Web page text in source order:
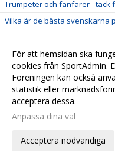
Trumpeter och fanfarer - tack
Vilka är de bästa svenskarna
Senior Sport School
Vi hälsar Björn välkommen
Taktikhörnan del 7 -
Nya banpriser från 1:a april
Ordförande med hjärtat som
Rapport från Årsmötet
Information inför årsmötet på
För att hemsidan ska
cookies från SportAdmin.
Föreningen kan också
statistik eller
acceptera dessa.
Anpassa dina val
Acceptera nödvändiga